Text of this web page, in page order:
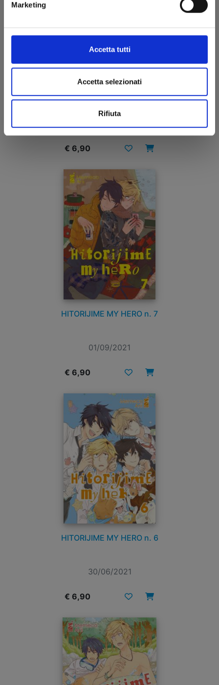
Marketing
Accetta tutti
Accetta selezionati
Rifiuta
€ 6,90
HITORIJIME MY HERO n. 7
01/09/2021
€ 6,90
HITORIJIME MY HERO n. 6
30/06/2021
€ 6,90